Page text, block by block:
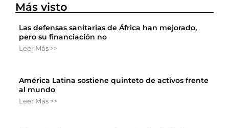
Más visto
Las defensas sanitarias de África han mejorado,
pero su financiación no
Leer Más >>
América Latina sostiene quinteto de activos frente
al mundo
Leer Más >>